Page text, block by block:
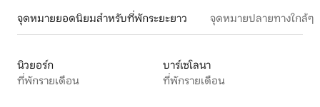
จุดหมายยอดนิยมสำหรับที่พักระยะยาว จุดหมายปลายทางใกล้ๆ
นิวยอร์ก
ที่พักรายเดือน
บาร์เซโลนา
ที่พักรายเดือน